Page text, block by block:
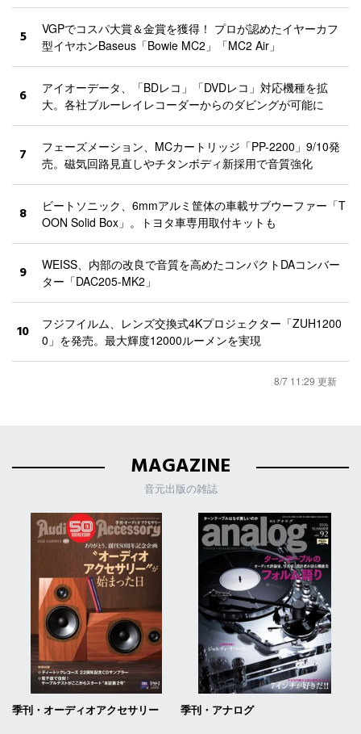
5
VGPでコスパ大賞＆金賞を獲得！ プロが認めたイヤーカフ
型イヤホンBaseus「Bowie MC2」「MC2 Air」
6
アイオーデータ、「BDレコ」「DVDレコ」対応機種を拡
大。各社ブルーレイレコーダーからのダビングが可能に
7
フェーズメーション、MCカートリッジ「PP-2200」9/10発
売。磁気回路見直しやチタンボディ新採用で音質強化
8
ビートソニック、6mmアルミ筐体の車載サブウーファー「T
OON Solid Box」。トヨタ車専用取付キットも
9
WEISS、内部の改良で音質を高めたコンパクトDAコンバー
ター「DAC205-MK2」
10
フジフイルム、レンズ交換式4Kプロジェクター「ZUH1200
0」を発売。最大輝度12000ルーメンを実現
8/7 11:29 更新
MAGAZINE
音元出版の雑誌
季刊・オーディオアクセサリー 季刊・アナログ